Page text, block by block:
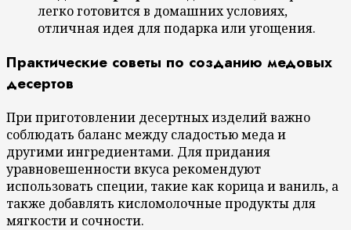
легко готовится в домашних условиях,
отличная идея для подарка или угощения.
Практические советы по созданию медовых
десертов
При приготовлении десертных изделий важно
соблюдать баланс между сладостью меда и
другими ингредиентами. Для придания
уравновешенности вкуса рекомендуют
использовать специи, такие как корица и ваниль, а
также добавлять кисломолочные продукты для
мягкости и сочности.